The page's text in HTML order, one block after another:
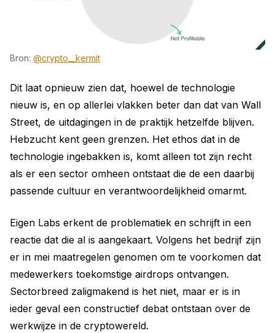
Bron: @crypto__kermit
Dit laat opnieuw zien dat, hoewel de technologie
nieuw is, en op allerlei vlakken beter dan dat van Wall
Street, de uitdagingen in de praktijk hetzelfde blijven.
Hebzucht kent geen grenzen. Het ethos dat in de
technologie ingebakken is, komt alleen tot zijn recht
als er een sector omheen ontstaat die de een daarbij
passende cultuur en verantwoordelijkheid omarmt.
Eigen Labs erkent de problematiek en schrijft in een
reactie dat die al is aangekaart. Volgens het bedrijf zijn
er in mei maatregelen genomen om te voorkomen dat
medewerkers toekomstige airdrops ontvangen.
Sectorbreed zaligmakend is het niet, maar er is in
ieder geval een constructief debat ontstaan over de
werkwijze in de cryptowereld.